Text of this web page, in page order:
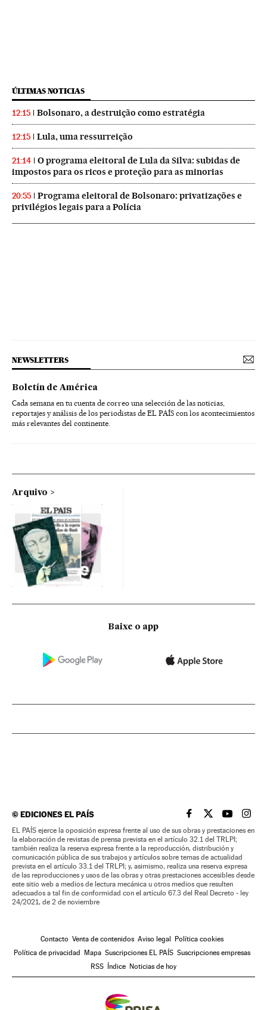
ÚLTIMAS NOTICIAS
12:15 Bolsonaro, a destruição como estratégia
12:15 Lula, uma ressurreição
21:14
O programa eleitoral de Lula da Silva: subidas de
impostos para os ricos e proteção para as minorias
20:55
Programa eleitoral de Bolsonaro: privatizações e
privilégios legais para a Polícia
NEWSLETTERS
Boletín de América
Cada semana en tu cuenta de correo una selección de las noticias,
reportajes y análisis de los periodistas de EL PAÍS con los acontecimientos
más relevantes del continente.
Arquivo
Baixe o app
©EDICIONES EL PAÍS EL PAÍS BRASIL EN
EL PAÍSEL PAÍS
EL
EL PAÍS ejerce la oposición expresa frente al uso de sus obras y prestaciones en
la elaboración de revistas de prensa prevista en el artículo 32.1 del TRLPI;
también realiza la reserva expresa frente a la reproducción, distribución y
comunicación pública de sus trabajos y artículos sobre temas de actualidad
prevista en el artículo 33.1 del TRLPI; y, asimismo, realiza una reserva expresa
de las reproducciones y usos de las obras y otras prestaciones accesibles desde
este sitio web a medios de lectura mecánica u otros medios que resulten
adecuados a tal fin de conformidad con el artículo 67.3 del Real Decreto - ley
24/2021, de 2 de noviembre
Contacto Venta de contenidos Aviso legal Política cookies
Política de privacidad Mapa Suscripciones EL PAÍS Suscripciones empresas
RSS Índice Noticias de hoy